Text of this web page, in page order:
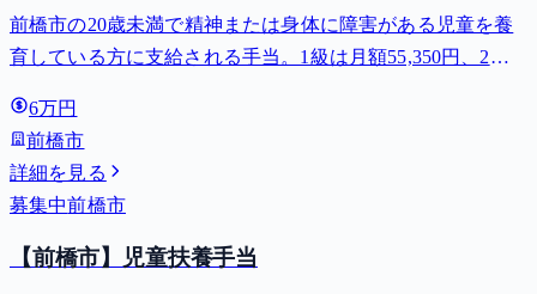
前橋市の20歳未満で精神または身体に障害がある児童を養
育している方に支給される手当。1級は月額55,350円、2級
6万円
前橋市
詳細を見る
募集中前橋市
【前橋市】児童扶養手当